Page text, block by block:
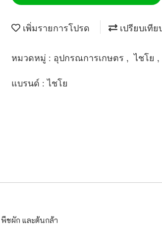
เพิ่มรายการโปรด เปรียบเทีย
หมวดหมู่ : อุปกรณการเกษตร , ไชโย ,
แบรนด์ :ไชโย
ชผัก และต้นกล้า